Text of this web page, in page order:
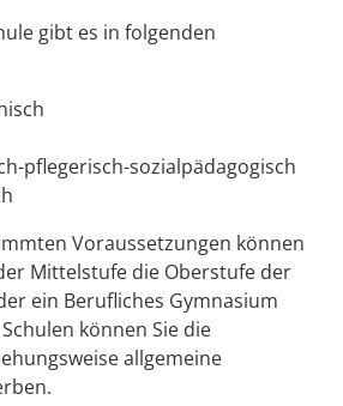
gibt es in folgenden
pflegerisch-sozialpädagogisch
Voraussetzungen können
Mittelstufe die Oberstufe der
ein Berufliches Gymnasium
können Sie die
allgemeine